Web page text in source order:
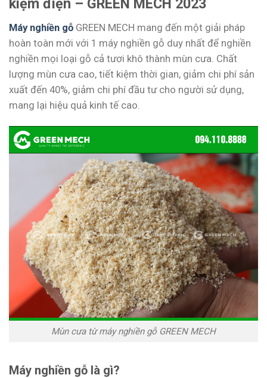
kiệm điện – GREEN MECH 2023
Máy nghiền gỗ GREEN MECH mang đến một giải pháp
hoàn toàn mới với 1 máy nghiền gỗ duy nhất để nghiền
nghiền mọi loại gỗ cả tươi khô thành mùn cưa. Chất
lượng mùn cưa cao, tiết kiệm thời gian, giảm chi phí sản
xuất đến 40%, giảm chi phí đầu tư cho người sử dụng,
mang lại hiệu quả kinh tế cao.
Mùn cưa từ máy nghiền gỗ GREEN MECH
Máy nghiền gỗ là gì?